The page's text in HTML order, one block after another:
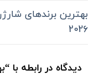
بهترین برندهای
202۶
دیدگاه در رابطه با “